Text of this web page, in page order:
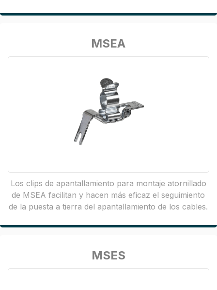
MSEA
Los clips de apantallamiento para montaje atornillado
de MSEA facilitan y hacen más eficaz el seguimiento
de la puesta a tierra del apantallamiento de los cables.
MSES